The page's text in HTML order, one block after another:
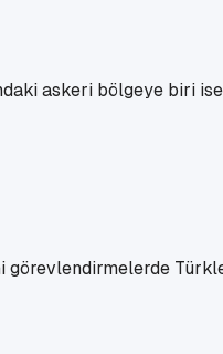
askeri bölgeye biri